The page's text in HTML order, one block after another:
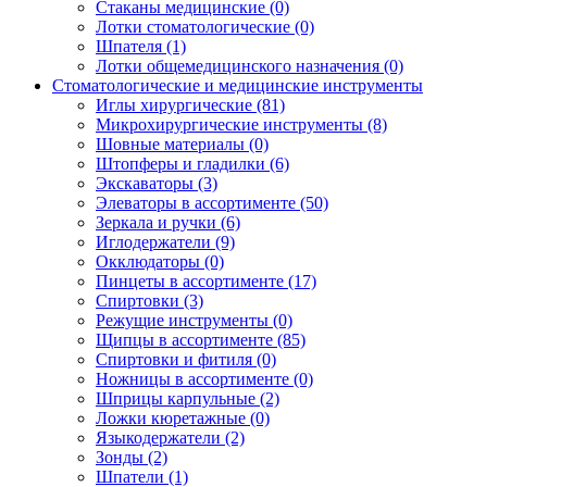
Стаканы медицинские (0)
Лотки стоматологические (0)
Шпателя (1)
Лотки общемедицинского назначения (0)
Стоматологические и медицинские инструменты
Иглы хирургические (81)
Микрохирургические инструменты (8)
Шовные материалы (0)
Штопферы и гладилки (6)
Экскаваторы (3)
Элеваторы в ассортименте (50)
Зеркала и ручки (6)
Иглодержатели (9)
Окклюдаторы (0)
Пинцеты в ассортименте (17)
Спиртовки (3)
Режущие инструменты (0)
Щипцы в ассортименте (85)
Спиртовки и фитиля (0)
Ножницы в ассортименте (0)
Шприцы карпульные (2)
Ложки кюретажные (0)
Языкодержатели (2)
Зонды (2)
Шпатели (1)